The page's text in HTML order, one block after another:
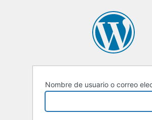
Nombre de usuario o correo